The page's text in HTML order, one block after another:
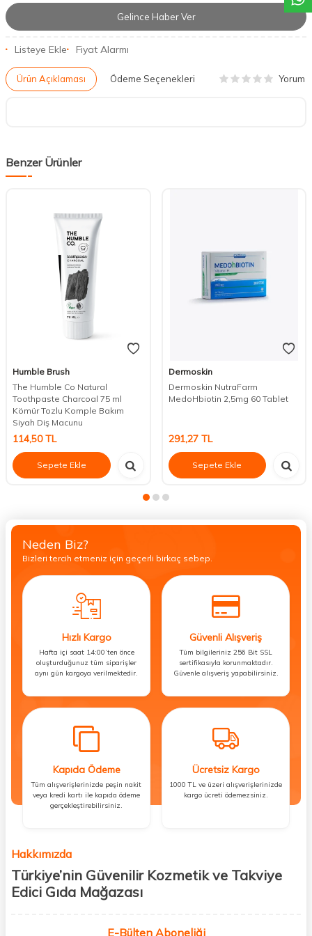
Gelince Haber Ver
Listeye Ekle Fiyat Alarmı
Ürün Açıklaması Ödeme Seçenekleri Yorum
Benzer Ürünler
Humble Brush
The Humble Co Natural
Toothpaste Charcoal 75 ml
Kömür Tozlu Komple Bakım
Siyah Diş Macunu
114,50TL
Sepete Ekle
Dermoskin
Dermoskin NutraFarm
MedoHbiotin 2,5mg 60 Tablet
291,27TL
Sepete Ekle
Neden Biz?
Bizleri tercih etmeniz için geçerli birkaç sebep.
Hızlı Kargo
Hafta içi saat 14:00’ten önce
oluşturduğunuz tüm siparişler
aynı gün kargoya verilmektedir.
Güvenli Alışveriş
Tüm bilgileriniz 256 Bit SSL
sertifikasıyla korunmaktadır.
Güvenle alışveriş yapabilirsiniz.
Kapıda Ödeme
Tüm alışverişlerinizde peşin nakit
veya kredi kartı ile kapıda ödeme
gerçekleştirebilirsiniz.
Ücretsiz Kargo
1000 TL ve üzeri alışverişlerinizde
kargo ücreti ödemezsiniz.
Hakkımızda
Türkiye’nin Güvenilir Kozmetik ve Takviye
Edici Gıda Mağazası
kişisel bakım hem de takviye edici gıda ürünlerini sizlerle
E-Bülten Aboneliği